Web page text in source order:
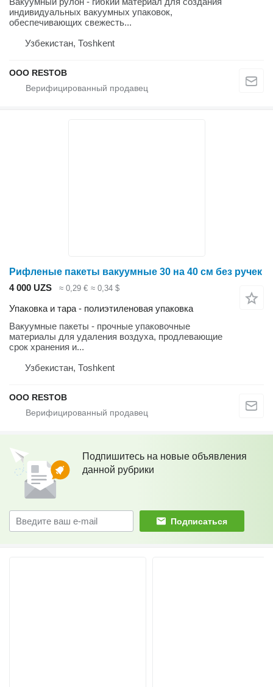
индивидуальных вакуумных упаковок,
обеспечивающих свежесть...
Узбекистан, Тоshkent
OOO RESTOB
Рифленые пакеты вакуумные 30 на 40 см без ручек
4 000 UZS
≈ 0,29 € ≈ 0,34 $
Упаковка и тара - полиэтиленовая упаковка
Вакуумные пакеты - прочные упаковочные
материалы для удаления воздуха, продлевающие
срок хранения и...
Узбекистан, Тоshkent
OOO RESTOB
Подпишитесь на новые объявления
данной рубрики
Подписаться